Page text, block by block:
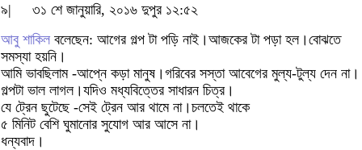
৯|
৩১ শে জানুয়ারি, ২০১৬ দুপুর ১২:৫২
আবু শাকিল বলেছেন: আগের গল্প টা পড়ি নাই।আজকের টা পড়া হল।বোঝতে
সমস্যা হয়নি।
আমি ভাবছিলাম -আপ্নে কড়া মানুষ।গরিবের সস্তা আবেগের মুল্য-টুল্য দেন না।
গল্পটা ভাল লাগল।যদিও মধ্যবিত্তের সাধারন চিত্র।
যে ট্রেন ছুটেছে -সেই ট্রেন আর থামে না।চলতেই থাকে
৫ মিনিট বেশি ঘুমানোর সুযোগ আর আসে না।
ধন্যবাদ।